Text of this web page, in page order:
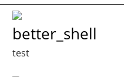
better_shell
test